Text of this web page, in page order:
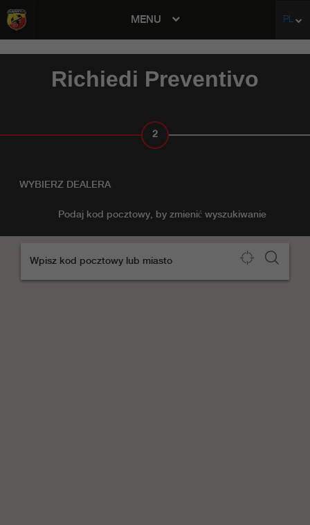
MENU PL
Richiedi Preventivo
2
WYBIERZ DEALERA
Podaj kod pocztowy, by zmienić wyszukiwanie